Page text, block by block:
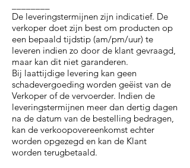
De leveringstermijnen zijn indicatief. De
verkoper doet zijn best om producten op
een bepaald tijdstip (am/pm/uur) te
leveren indien zo door de klant gevraagd,
maar kan dit niet garanderen.
Bij laattijdige levering kan geen
schadevergoeding worden geëist van de
Verkoper of de vervoerder. Indien de
leveringstermijnen meer dan dertig dagen
na de datum van de bestelling bedragen,
kan de verkoopovereenkomst echter
worden opgezegd en kan de Klant
worden terugbetaald.